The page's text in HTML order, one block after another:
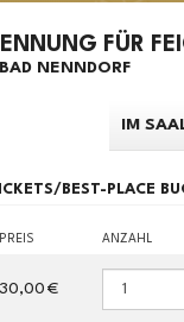
FÜR
BAD NENNDORF
IM
BEST-PLACE
PREIS ANZAHL
30,00 €